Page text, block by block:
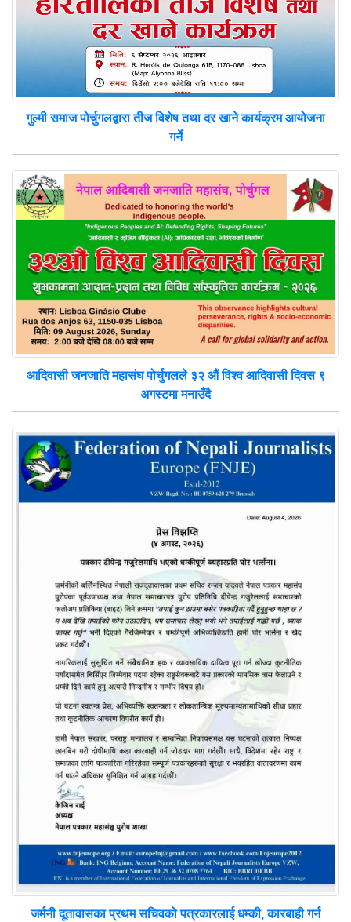
गुल्मी समाज पोर्चुगलद्वारा तीज विशेष तथा दर खाने कार्यक्रम आयोजना
गर्ने
आदिवासी जनजाति महासंघ पोर्चुगलले ३२ औं विश्व आदिवासी दिवस ९
अगस्टमा मनाउँदै
जर्मनी दूतावासका प्रथम सचिवको पत्रकारलाई धम्की, कारबाही गर्न